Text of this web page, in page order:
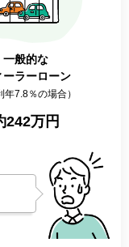
一般的な
ーラーローン
年7.8％の場合）
242万円